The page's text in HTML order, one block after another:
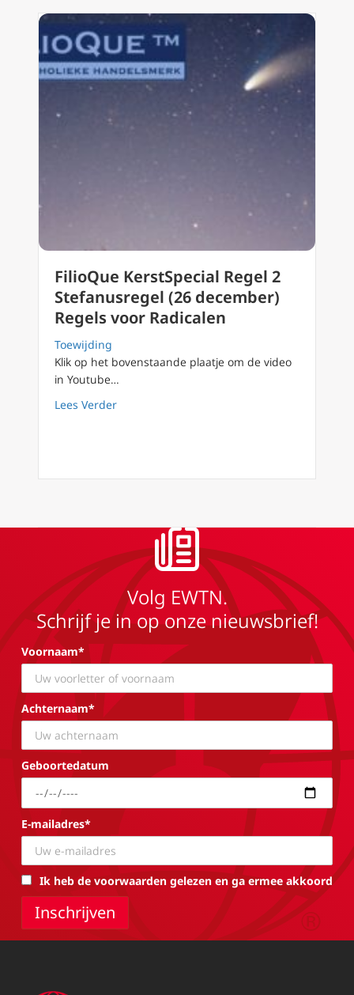
FilioQue KerstSpecial Regel 2
Stefanusregel (26 december)
Regels voor Radicalen
Toewijding
Klik op het bovenstaande plaatje om de video
in Youtube…
Lees Verderabout FilioQue KerstSpecial Regel 2
Volg EWTN.
Schrijf je in op onze nieuwsbrief!
Voornaam*
Achternaam*
Geboortedatum
E-mailadres*
Ik heb de voorwaarden gelezen en ga ermee akkoord